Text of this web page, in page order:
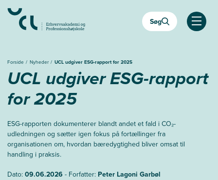
hovedindhold
Søg
Åben
Forside Nyheder UCL udgiver ESG-rapport for 2025
UCL udgiver ESG-rapport
for 2025
ESG-rapporten dokumenterer blandt andet et fald i CO₂-
udledningen og sætter igen fokus på fortællinger fra
organisationen om, hvordan bæredygtighed bliver omsat til
handling i praksis.
Dato: 09.06.2026 - Forfatter: Peter Lagoni Garbøl